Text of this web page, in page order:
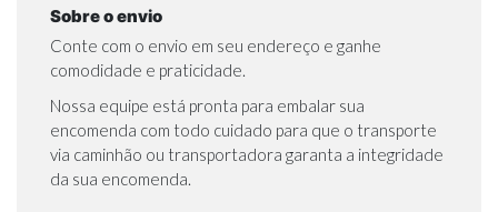
Sobre o envio
Conte com o envio em seu endereço e ganhe
comodidade e praticidade.
Nossa equipe está pronta para embalar sua
encomenda com todo cuidado para que o transporte
via caminhão ou transportadora garanta a integridade
da sua encomenda.